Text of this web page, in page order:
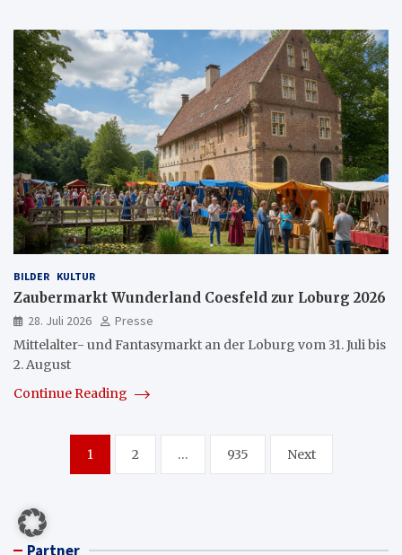
BILDER KULTUR
Zaubermarkt Wunderland Coesfeld zur Loburg 2026
28. Juli 2026
Presse
Mittelalter- und Fantasymarkt an der Loburg vom 31. Juli bis
2. August
Continue Reading
Seitennummerierung
Beiträge
1 2 … 935 Next
Partner